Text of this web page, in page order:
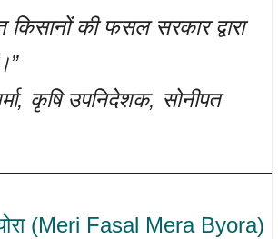
किसानों की फसल सरकार द्वारा
कृषि उपनिदेशक, सोनीपत
(Meri Fasal Mera Byora)